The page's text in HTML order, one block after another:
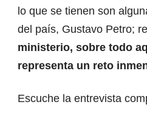
lo que se tienen son
del país, Gustavo Petro;
ministerio, sobre todo
representa un reto
Escuche la entrevista